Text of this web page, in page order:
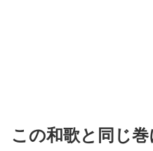
この和歌と同じ